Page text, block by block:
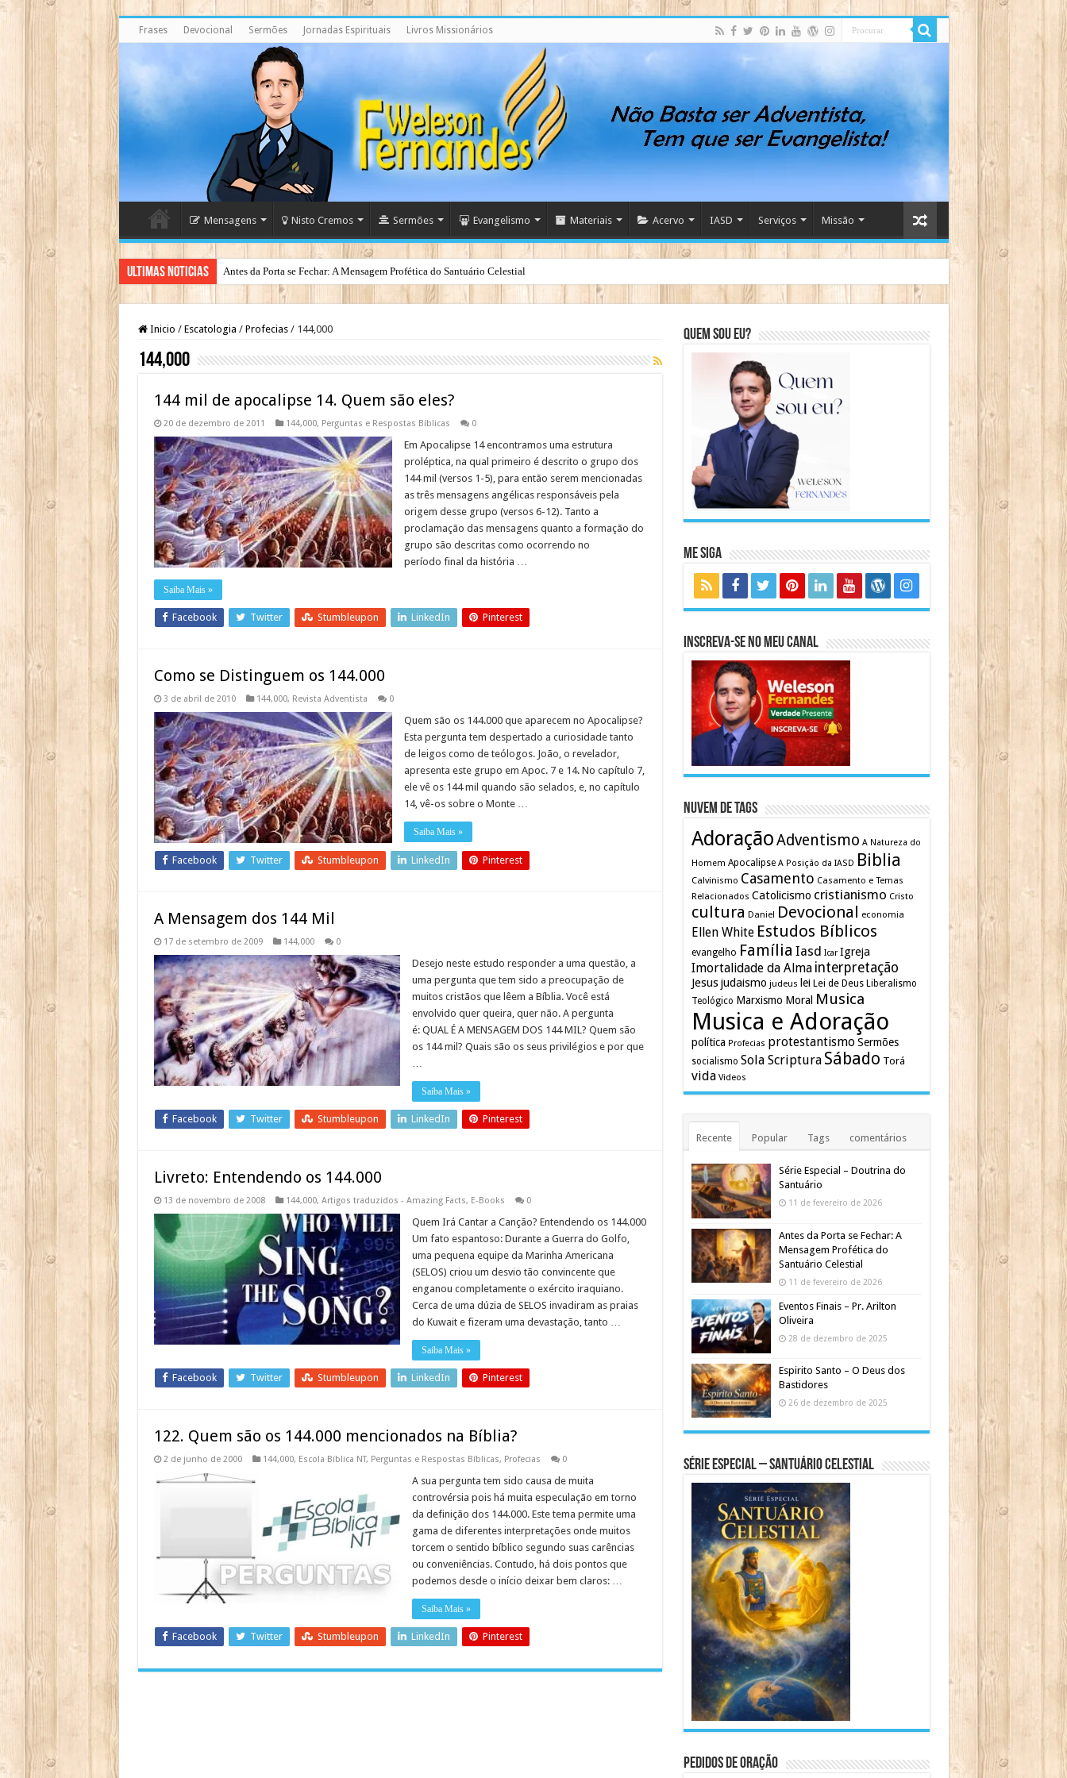
Frases Devocional Sermões Jornadas Espirituais Livros Missionários
Mensagens Nisto Cremos Sermões Evangelismo Materiais Acervo IASD Serviços Missão
Ultimas Noticias Antes da Porta se Fechar: A Mensagem Profética do Santuário Celestial
Inicio / Escatologia / Profecias / 144,000
144,000
144 mil de apocalipse 14. Quem são eles?
20 de dezembro de 2011 144,000, Perguntas e Respostas Bíblicas 0
Em Apocalipse 14 encontramos uma estrutura
proléptica, na qual primeiro é descrito o grupo dos
144 mil (versos 1-5), para então serem mencionadas
as três mensagens angélicas responsáveis pela
origem desse grupo (versos 6-12). Tanto a
proclamação das mensagens quanto a formação do
grupo são descritas como ocorrendo no
período final da história …
Saiba Mais »
Facebook Twitter Stumbleupon LinkedIn Pinterest
Como se Distinguem os 144.000
3 de abril de 2010 144,000, Revista Adventista 0
Quem são os 144.000 que aparecem no Apocalipse?
Esta pergunta tem despertado a curiosidade tanto
de leigos como de teólogos. João, o revelador,
apresenta este grupo em Apoc. 7 e 14. No capítulo 7,
ele vê os 144 mil quando são selados, e, no capítulo
14, vê-os sobre o Monte …
Saiba Mais »
Facebook Twitter Stumbleupon LinkedIn Pinterest
A Mensagem dos 144 Mil
17 de setembro de 2009 144,000 0
Desejo neste estudo responder a uma questão, a
uma pergunta que tem sido a preocupação de
muitos cristãos que lêem a Bíblia. Você está
envolvido quer queira, quer não. A pergunta
é: QUAL É A MENSAGEM DOS 144 MIL? Quem são
os 144 mil? Quais são os seus privilégios e por que
…
Saiba Mais »
Facebook Twitter Stumbleupon LinkedIn Pinterest
Livreto: Entendendo os 144.000
13 de novembro de 2008 144,000, Artigos traduzidos - Amazing Facts, E-Books 0
Quem Irá Cantar a Canção? Entendendo os 144.000
Um fato espantoso: Durante a Guerra do Golfo,
uma pequena equipe da Marinha Americana
(SELOS) criou um desvio tão convincente que
enganou completamente o exército iraquiano.
Cerca de uma dúzia de SELOS invadiram as praias
do Kuwait e fizeram uma devastação, tanto …
Saiba Mais »
Facebook Twitter Stumbleupon LinkedIn Pinterest
122. Quem são os 144.000 mencionados na Bíblia?
2 de junho de 2000 144,000, Escola Bíblica NT, Perguntas e Respostas Bíblicas, Profecias 0
A sua pergunta tem sido causa de muita
controvérsia pois há muita especulação em torno
da definição dos 144.000. Este tema permite uma
gama de diferentes interpretações onde muitos
torcem o sentido bíblico segundo suas carências
ou conveniências. Contudo, há dois pontos que
podemos desde o início deixar bem claros: …
Saiba Mais »
Facebook Twitter Stumbleupon LinkedIn Pinterest
Quem sou eu?
Me Siga
Inscreva-se no meu canal
Nuvem de Tags
AdoraçãoAdventismo A Natureza do
Homem Apocalipse A Posição da IASD Biblia
Calvinismo Casamento Casamento e Temas
Relacionados Catolicismo cristianismo Cristo
cultura Daniel Devocional economia
Ellen White Estudos Bíblicos
evangelho Família Iasd Icar Igreja
Imortalidade da Alma interpretação
Jesus judaismo judeus lei Lei de Deus Liberalismo
Teológico Marxismo Moral Musica
Musica e Adoração
política Profecias protestantismo Sermões
socialismo Sola Scriptura Sábado Torá
vida Videos
Recente Popular Tags comentários
Série Especial – Doutrina do
Santuário
11 de fevereiro de 2026
Antes da Porta se Fechar: A
Mensagem Profética do
Santuário Celestial
11 de fevereiro de 2026
Eventos Finais – Pr. Arilton
Oliveira
28 de dezembro de 2025
Espirito Santo – O Deus dos
Bastidores
26 de dezembro de 2025
Série Especial – Santuário Celestial
Pedidos de Oração